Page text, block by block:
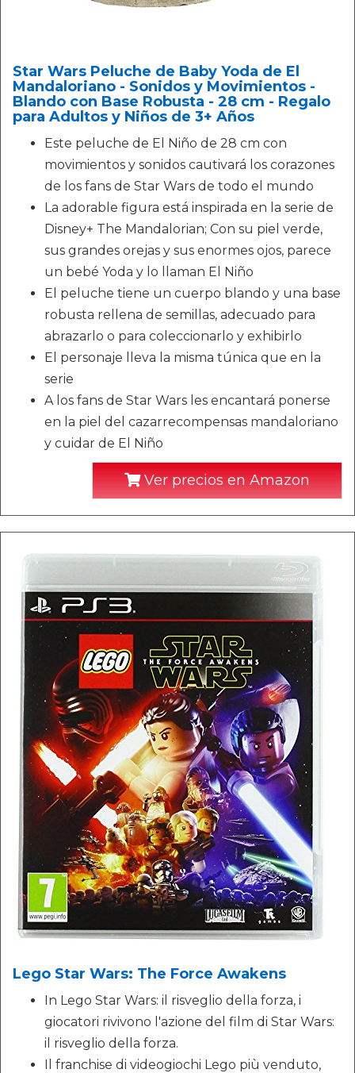
Star Wars Peluche de Baby Yoda de El
Mandaloriano - Sonidos y Movimientos -
Blando con Base Robusta - 28 cm - Regalo
para Adultos y Niños de 3+ Años
Este peluche de El Niño de 28 cm con
movimientos y sonidos cautivará los corazones
de los fans de Star Wars de todo el mundo
La adorable figura está inspirada en la serie de
Disney+ The Mandalorian; Con su piel verde,
sus grandes orejas y sus enormes ojos, parece
un bebé Yoda y lo llaman El Niño
El peluche tiene un cuerpo blando y una base
robusta rellena de semillas, adecuado para
abrazarlo o para coleccionarlo y exhibirlo
El personaje lleva la misma túnica que en la
serie
A los fans de Star Wars les encantará ponerse
en la piel del cazarrecompensas mandaloriano
y cuidar de El Niño
Ver precios en Amazon
Lego Star Wars: The Force Awakens
In Lego Star Wars: il risveglio della forza, i
giocatori rivivono l'azione del film di Star Wars:
il risveglio della forza.
Il franchise di videogiochi Lego più venduto,